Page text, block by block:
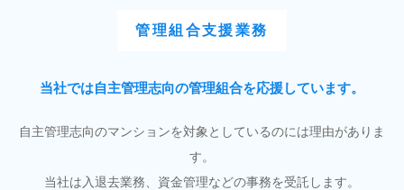
管理組合支援業務
当社では自主管理志向の管理組合を応援しています。
自主管理志向のマンションを対象としているのには理由がありま
す。
当社は入退去業務、資金管理などの事務を受託します。